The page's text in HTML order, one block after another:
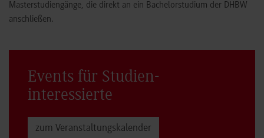
Masterstudiengänge, die direkt an ein Bachelorstudium der DHBW
anschließen.
Events für Studien­
interessierte
zum Veranstaltungs­kalender